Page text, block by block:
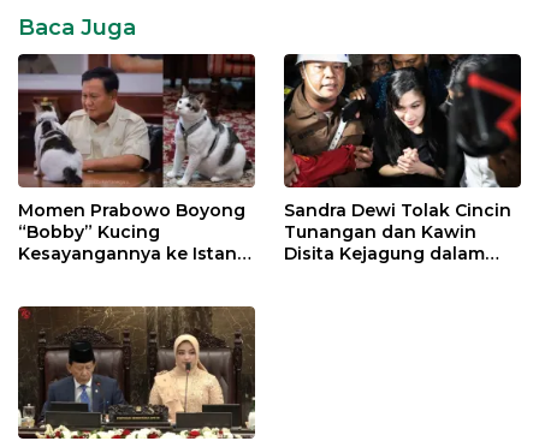
Baca Juga
Momen Prabowo Boyong
“Bobby” Kucing
Kesayangannya ke Istana
Sandra Dewi Tolak Cincin
Tunangan dan Kawin
Disita Kejagung dalam